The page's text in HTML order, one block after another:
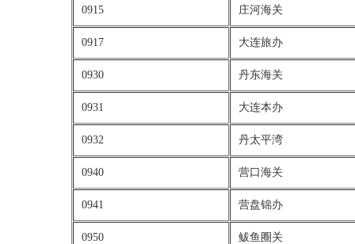
0915 庄河海关
0917 大连旅办
0930 丹东海关
0931 大连本办
0932 丹太平湾
0940 营口海关
0941 营盘锦办
0950 鲅鱼圈关